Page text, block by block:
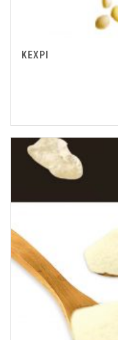
ΚΕΧΡΙ